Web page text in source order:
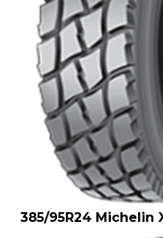
385/95R24 Michelin